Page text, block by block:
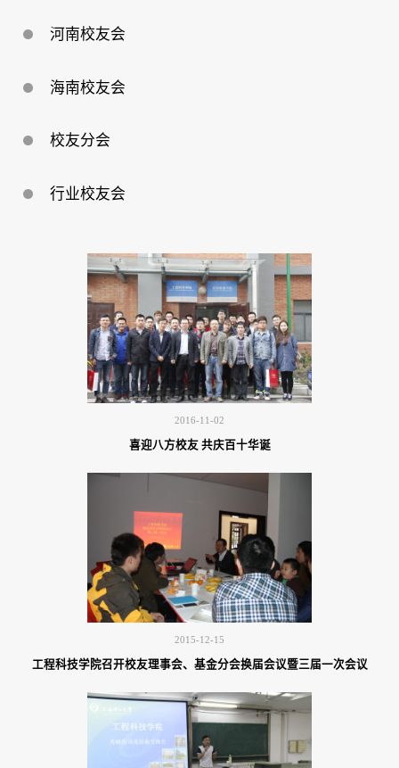
河南校友会
海南校友会
校友分会
行业校友会
2016-11-02
喜迎八方校友 共庆百十华诞
2015-12-15
工程科技学院召开校友理事会、基金分会换届会议暨三届一次会议